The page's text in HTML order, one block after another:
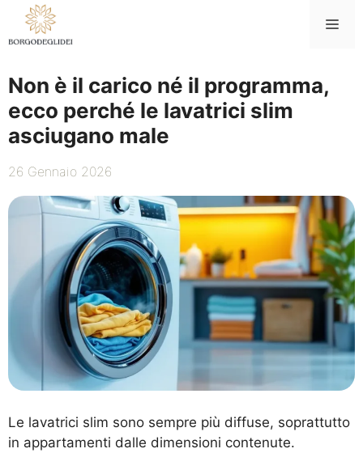
contenuto
Non è il carico né il programma,
ecco perché le lavatrici slim
asciugano male
26 Gennaio 2026
Le lavatrici slim sono sempre più diffuse, soprattutto
in appartamenti dalle dimensioni contenute.